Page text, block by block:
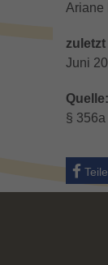
Ariane
Juni
Quelle:
§